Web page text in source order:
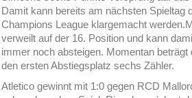
Damit kann bereits am nächsten Spieltag
Champions League klargemacht
verweilt auf der 16. Position und kann
immer noch absteigen. Momentan beträgt
den ersten Abstiegsplatz sechs Zähler.
Atletico gewinnt mit 1:0 gegen RCD